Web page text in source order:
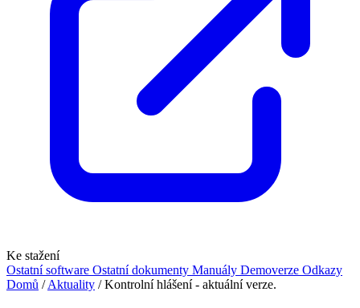
Ke stažení
Ostatní software Ostatní dokumenty Manuály Demoverze Odkazy
Domů / Aktuality / Kontrolní hlášení - aktuální verze.